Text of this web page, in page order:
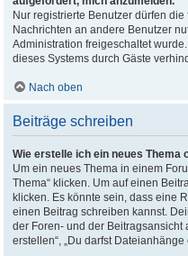
Nur registrierte Benutzer dürfen
Nachrichten an andere Benutzer
Administration freigeschaltet
dieses Systems durch Gäste
Nach oben
Beiträge schreiben
Wie erstelle ich ein neues Thema
Um ein neues Thema in einem
Thema“ klicken. Um auf einen
klicken. Es könnte sein, dass eine
einen Beitrag schreiben kannst.
der Foren- und der Beitragsansicht
erstellen“, „Du darfst Dateianhänge